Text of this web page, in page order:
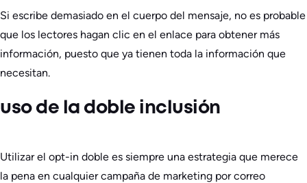
Si escribe demasiado en el cuerpo del mensaje, no es probable
que los lectores hagan clic en el enlace para obtener más
información, puesto que ya tienen toda la información que
necesitan.
uso de la doble inclusión
Utilizar el opt-in doble es siempre una estrategia que merece
la pena en cualquier campaña de marketing por correo